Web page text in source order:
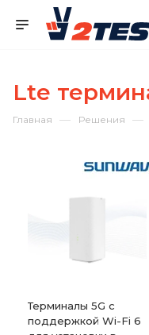
Lte
Главная — Решения —
Терминалы 5G с
поддержкой Wi-Fi 6